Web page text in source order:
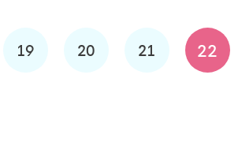
19 20 21 22